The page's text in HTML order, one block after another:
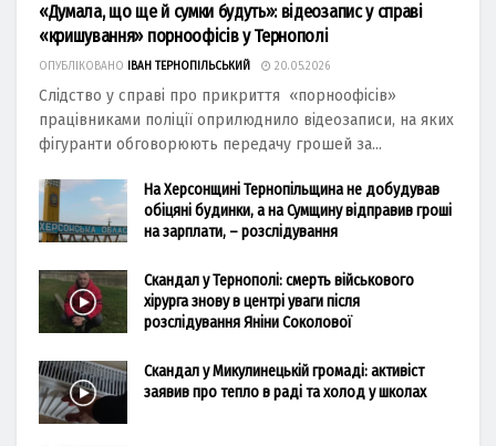
«Думала, що ще й сумки будуть»: відеозапис у справі
«кришування» порноофісів у Тернополі
ОПУБЛІКОВАНО ІВАН ТЕРНОПІЛЬСЬКИЙ 20.05.2026
Слідство у справі про прикриття «порноофісів»
працівниками поліції оприлюднило відеозаписи, на яких
фігуранти обговорюють передачу грошей за...
На Херсонщині Тернопільщина не добудував
обіцяні будинки, а на Сумщину відправив гроші
на зарплати, – розслідування
Скандал у Тернополі: смерть військового
хірурга знову в центрі уваги після
розслідування Яніни Соколової
Скандал у Микулинецькій громаді: активіст
заявив про тепло в раді та холод у школах